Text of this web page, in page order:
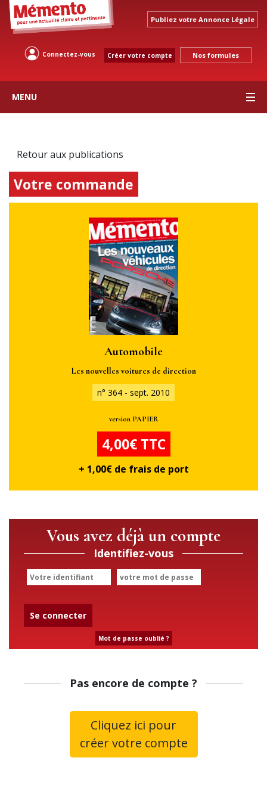
Publiez votre Annonce Légale
Connectez-vous Créer votre compte Nos formules
MENU
Retour aux publications
Votre commande
Automobile
Les nouvelles voitures de direction
n° 364 - sept. 2010
version PAPIER
4,00€ TTC
+ 1,00€ de frais de port
Vous avez déjà un compte
Identifiez-vous
Se connecter
Mot de passe oublié ?
Pas encore de compte ?
Cliquez ici pour
créer votre compte